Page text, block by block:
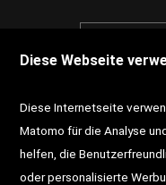
Diese Webseite
Diese Internetseite
Matomo für die Analyse
helfen, die
oder personalisierte